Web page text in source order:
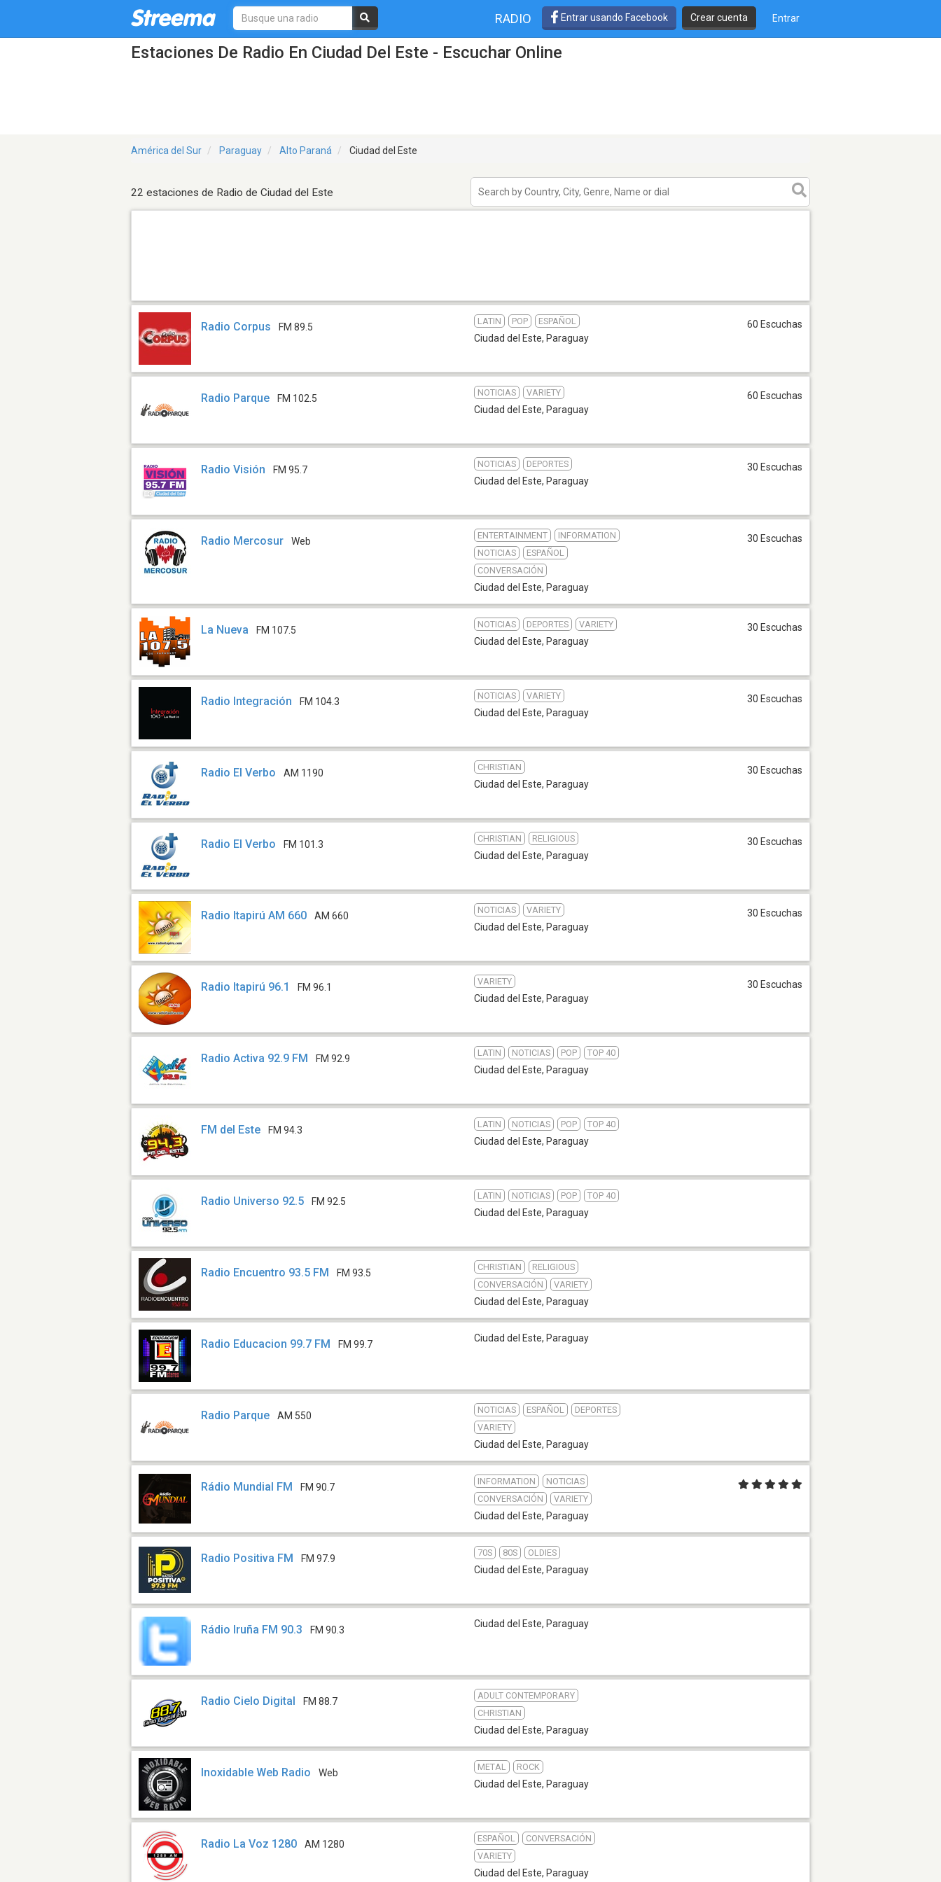
RADIO Entrar usando Facebook Crear cuenta Entrar
Estaciones De Radio En Ciudad Del Este - Escuchar Online
América del Sur Paraguay Alto Paraná Ciudad del Este
22 estaciones de Radio de Ciudad del Este
Radio Corpus FM 89.5
LATIN POP ESPAÑOL
Ciudad del Este, Paraguay
60 Escuchas
Radio Parque FM 102.5
NOTICIAS VARIETY
Ciudad del Este, Paraguay
60 Escuchas
Radio Visión FM 95.7
NOTICIAS DEPORTES
Ciudad del Este, Paraguay
30 Escuchas
Radio Mercosur Web
ENTERTAINMENT
INFORMATION
NOTICIAS
ESPAÑOL
CONVERSACIÓN
Ciudad del Este, Paraguay
30 Escuchas
La Nueva FM 107.5
NOTICIAS DEPORTES VARIETY
Ciudad del Este, Paraguay
30 Escuchas
Radio Integración FM 104.3
NOTICIAS VARIETY
Ciudad del Este, Paraguay
30 Escuchas
Radio El Verbo AM 1190
CHRISTIAN
Ciudad del Este, Paraguay
30 Escuchas
Radio El Verbo FM 101.3
CHRISTIAN RELIGIOUS
Ciudad del Este, Paraguay
30 Escuchas
Radio Itapirú AM 660 AM 660
NOTICIAS VARIETY
Ciudad del Este, Paraguay
30 Escuchas
Radio Itapirú 96.1 FM 96.1
VARIETY
Ciudad del Este, Paraguay
30 Escuchas
Radio Activa 92.9 FM FM 92.9
LATIN NOTICIAS POP TOP 40
Ciudad del Este, Paraguay
FM del Este FM 94.3
LATIN NOTICIAS POP TOP 40
Ciudad del Este, Paraguay
Radio Universo 92.5 FM 92.5
LATIN NOTICIAS POP TOP 40
Ciudad del Este, Paraguay
Radio Encuentro 93.5 FM FM 93.5
CHRISTIAN
RELIGIOUS
CONVERSACIÓN
VARIETY
Ciudad del Este, Paraguay
Radio Educacion 99.7 FM FM 99.7
Ciudad del Este, Paraguay
Radio Parque AM 550
NOTICIAS ESPAÑOL
DEPORTES
VARIETY
Ciudad del Este, Paraguay
Rádio Mundial FM FM 90.7
INFORMATION
NOTICIAS
CONVERSACIÓN
VARIETY
Ciudad del Este, Paraguay
Radio Positiva FM FM 97.9
70S 80S OLDIES
Ciudad del Este, Paraguay
Rádio Iruña FM 90.3 FM 90.3
Ciudad del Este, Paraguay
Radio Cielo Digital FM 88.7
ADULT CONTEMPORARY
CHRISTIAN
Ciudad del Este, Paraguay
Inoxidable Web Radio Web
METAL ROCK
Ciudad del Este, Paraguay
Radio La Voz 1280 AM 1280
ESPAÑOL
CONVERSACIÓN
VARIETY
Ciudad del Este, Paraguay